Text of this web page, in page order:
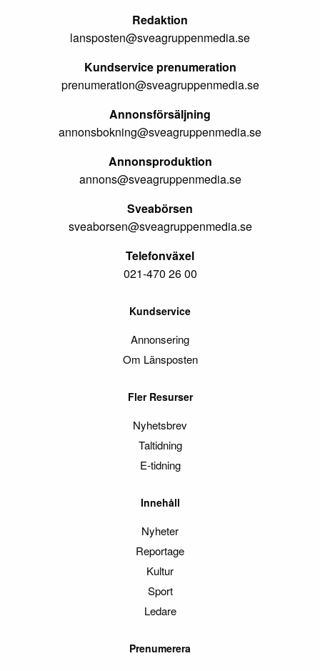
Redaktion
lansposten@sveagruppenmedia.se
Kundservice prenumeration
prenumeration@sveagruppenmedia.se
Annonsförsäljning
annonsbokning@sveagruppenmedia.se
Annonsproduktion
annons@sveagruppenmedia.se
Sveabörsen
sveaborsen@sveagruppenmedia.se
Telefonväxel
021-470 26 00
Kundservice
Annonsering
Om Länsposten
Fler Resurser
Nyhetsbrev
Taltidning
E-tidning
Innehåll
Nyheter
Reportage
Kultur
Sport
Ledare
Prenumerera